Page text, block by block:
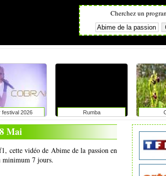
Cherchez un
festival 2026 Rumba
Mai
cette vidéo de Abime de la passion en
minimum 7 jours.